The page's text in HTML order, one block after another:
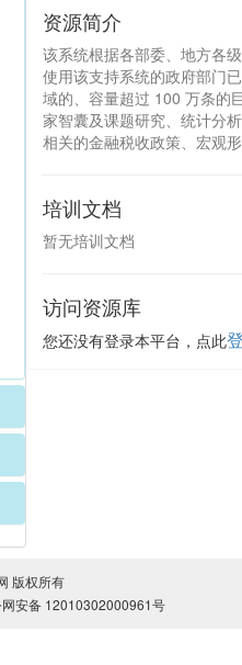
资源简介
该系统根据各部委、地方各
使用该支持系统的政府部门
域的、容量超过 100 万条的
家智囊及课题研究、统计分
相关的金融税收政策、宏观
培训文档
暂无培训文档
访问资源库
您还没有登录本平台，点此
版权所有
安备 12010302000961号